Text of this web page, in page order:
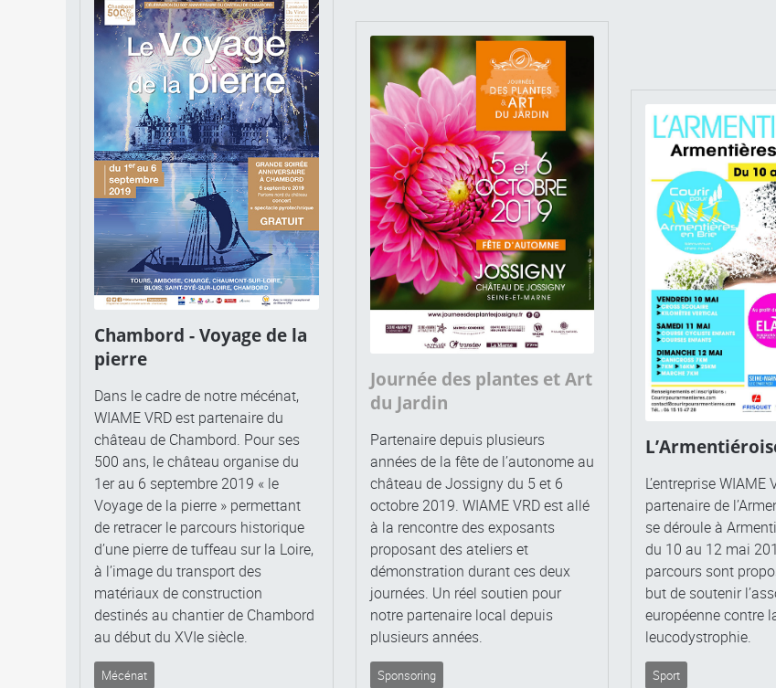
Chambord - Voyage de la
pierre
Dans le cadre de notre mécénat,
WIAME VRD est partenaire du
château de Chambord. Pour ses
500 ans, le château organise du
1er au 6 septembre 2019 « le
Voyage de la pierre » permettant
de retracer le parcours historique
d’une pierre de tuffeau sur la Loire,
à l’image du transport des
matériaux de construction
destinés au chantier de Chambord
au début du XVIe siècle.
Mécénat
Journée des plantes et Art
du Jardin
Partenaire depuis plusieurs
années de la fête de l’autonome au
château de Jossigny du 5 et 6
octobre 2019. WIAME VRD est allé
à la rencontre des exposants
proposant des ateliers et
démonstration durant ces deux
journées. Un réel soutien pour
notre partenaire local depuis
plusieurs années.
Sponsoring
L’entreprise WIAME
partenaire de
se déroule à
du 10 au 12 mai
parcours sont
but de soutenir
européenne contre
leucodystrophie.
Sport